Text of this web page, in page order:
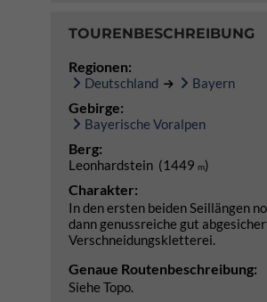
TOURENBESCHREIBUNG
Regionen:
Deutschland Bayern
Gebirge:
Bayerische Voralpen
Berg:
Leonhardstein (1449 m)
Charakter:
In den ersten beiden Seillängen
dann genussreiche gut
Verschneidungskletterei.
Genaue Routenbeschreibung:
Siehe Topo.